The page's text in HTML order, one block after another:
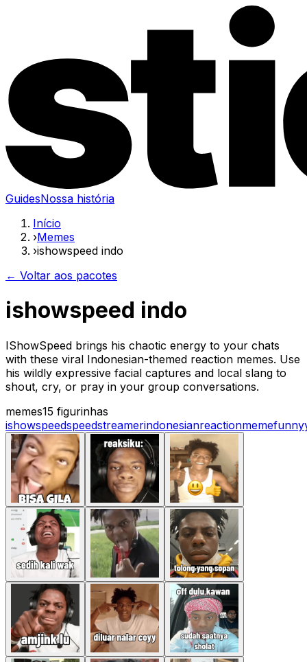
GuidesNossa história
Início
›Memes
›ishowspeed indo
← Voltar aos pacotes
ishowspeed indo
IShowSpeed brings his chaotic energy to your chats
with these viral Indonesian-themed reaction memes. Use
his wildly expressive facial captures and local slang to
shout, cry, or pray in your group conversations.
memes15 figurinhas
ishowspeedspeedstreamerindonesianreactionmemefunny